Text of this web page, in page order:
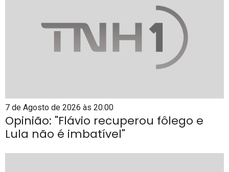
7 de Agosto de 2026 às 20:00
Opinião: "Flávio recuperou fôlego e
Lula não é imbatível"